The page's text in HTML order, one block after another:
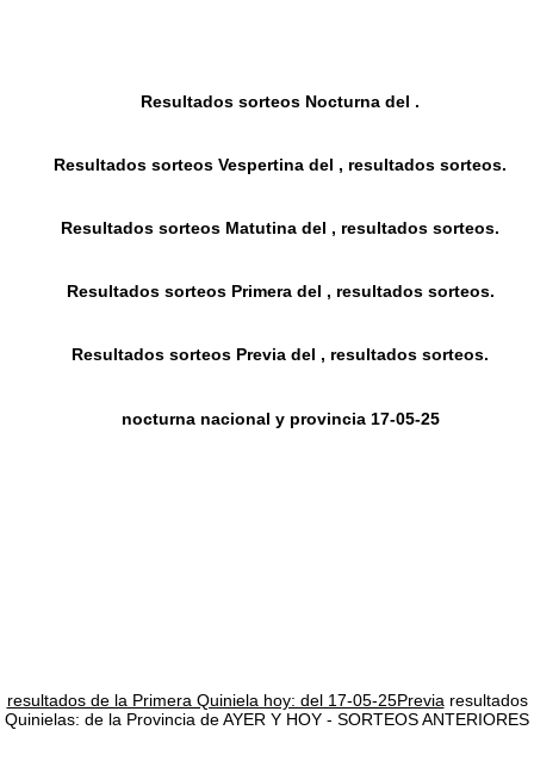
Resultados sorteos Nocturna del .
Resultados sorteos Vespertina del , resultados sorteos.
Resultados sorteos Matutina del , resultados sorteos.
Resultados sorteos Primera del , resultados sorteos.
Resultados sorteos Previa del , resultados sorteos.
nocturna nacional y provincia 17-05-25
resultados de la Primera Quiniela hoy: del 17-05-25Previa resultados
Quinielas: de la Provincia de AYER Y HOY - SORTEOS ANTERIORES